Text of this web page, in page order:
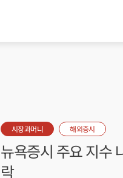
시장과머니 해외증시
뉴욕증시 주요 지수
락